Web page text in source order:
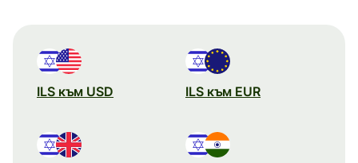
ILS към USD ILS към EUR